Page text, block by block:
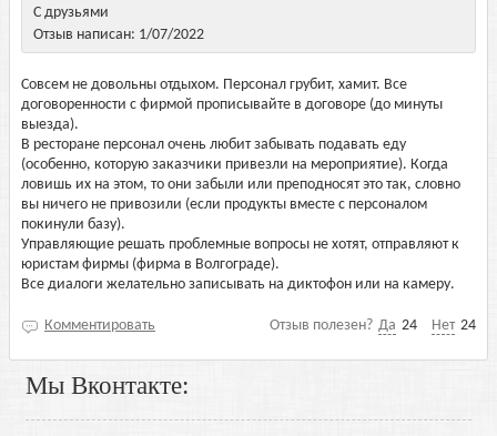
С друзьями
Отзыв написан: 1/07/2022
Совсем не довольны отдыхом. Персонал грубит, хамит. Все
договоренности с фирмой прописывайте в договоре (до минуты
выезда).
В ресторане персонал очень любит забывать подавать еду
(особенно, которую заказчики привезли на мероприятие). Когда
ловишь их на этом, то они забыли или преподносят это так, словно
вы ничего не привозили (если продукты вместе с персоналом
покинули базу).
Управляющие решать проблемные вопросы не хотят, отправляют к
юристам фирмы (фирма в Волгограде).
Все диалоги желательно записывать на диктофон или на камеру.
Отзыв полезен? Да 24 Нет 24
Комментировать
Мы Вконтакте: